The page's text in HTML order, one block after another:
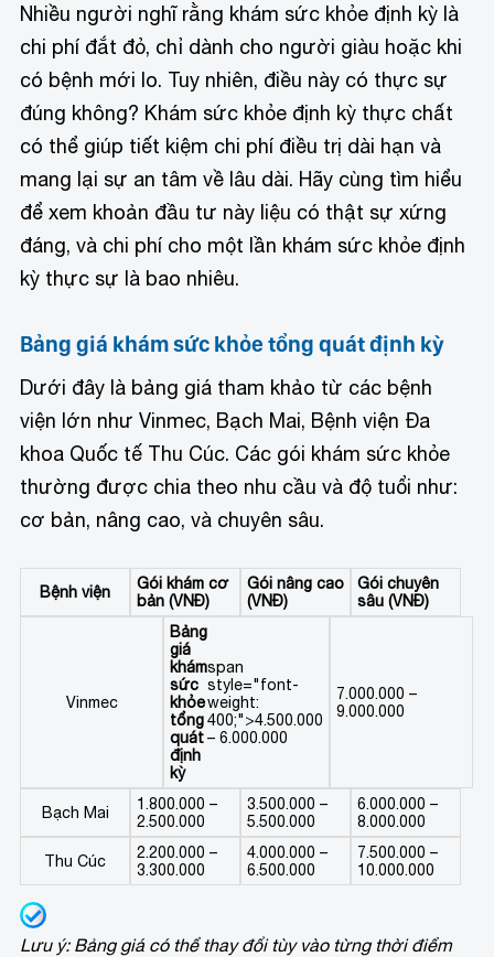
Nhiều người nghĩ rằng khám sức khỏe định kỳ là
chi phí đắt đỏ, chỉ dành cho người giàu hoặc khi
có bệnh mới lo. Tuy nhiên, điều này có thực sự
đúng không? Khám sức khỏe định kỳ thực chất
có thể giúp tiết kiệm chi phí điều trị dài hạn và
mang lại sự an tâm về lâu dài. Hãy cùng tìm hiểu
để xem khoản đầu tư này liệu có thật sự xứng
đáng, và chi phí cho một lần khám sức khỏe định
kỳ thực sự là bao nhiêu.
Bảng giá khám sức khỏe tổng quát định kỳ
Dưới đây là bảng giá tham khảo từ các bệnh
viện lớn như Vinmec, Bạch Mai, Bệnh viện Đa
khoa Quốc tế Thu Cúc. Các gói khám sức khỏe
thường được chia theo nhu cầu và độ tuổi như:
cơ bản, nâng cao, và chuyên sâu.
Bệnh viện
Gói khám cơ
bản (VNĐ)
Gói nâng cao
(VNĐ)
Gói chuyên
sâu (VNĐ)
Vinmec
Bảng
giá
khám
sức
khỏe
tổng
quát
định
kỳ
span
style="font-
weight:
400;">4.500.000
– 6.000.000
7.000.000 –
9.000.000
Bạch Mai
1.800.000 –
2.500.000
3.500.000 –
5.500.000
6.000.000 –
8.000.000
Thu Cúc
2.200.000 –
3.300.000
4.000.000 –
6.500.000
7.500.000 –
10.000.000
Lưu ý: Bảng giá có thể thay đổi tùy vào từng thời điểm